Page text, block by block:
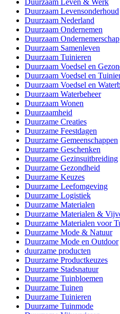
Duurzaam Leven & Werk
Duurzaam Levensonderhoud
Duurzaam Nederland
Duurzaam Ondernemen
Duurzaam Ondernemerschap
Duurzaam Samenleven
Duurzaam Tuinieren
Duurzaam Voedsel en
Duurzaam Voedsel en
Duurzaam Voedsel en
Duurzaam Waterbeheer
Duurzaam Wonen
Duurzaamheid
Duurzame Creaties
Duurzame Feestdagen
Duurzame Gemeenschappen
Duurzame Geschenken
Duurzame Gezinsuitbreiding
Duurzame Gezondheid
Duurzame Keuzes
Duurzame Leefomgeving
Duurzame Logistiek
Duurzame Materialen
Duurzame Materialen &
Duurzame Materialen voor
Duurzame Mode & Natuur
Duurzame Mode en Outdoor
duurzame producten
Duurzame Productkeuzes
Duurzame Stadsnatuur
Duurzame Tuinbloemen
Duurzame Tuinen
Duurzame Tuinieren
Duurzame Tuinmode